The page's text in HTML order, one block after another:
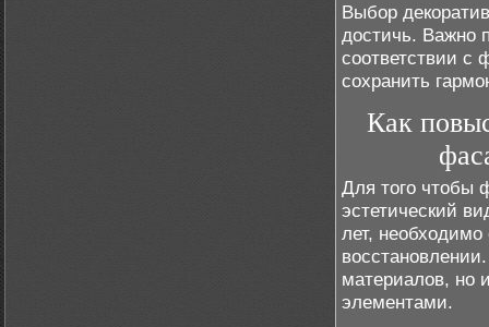
Выбор
достичь. Важно
соответствии с
сохранить
Как
Для того чтобы
эстетический
лет,
материалов, но
элементами.